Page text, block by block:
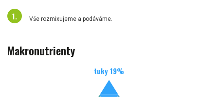
Vše rozmixujeme a podáváme.
Makronutrienty
tuky19%